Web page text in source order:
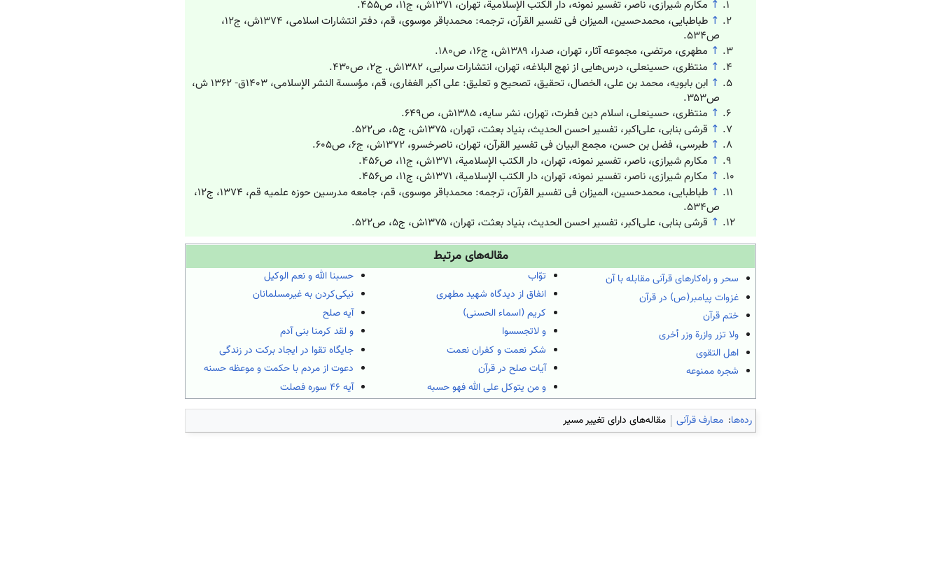
↑ مکارم شیرازی، ناصر، تفسیر نمونه، دار الکتب الإسلامیة، تهران، ۱۳۷۱ش، ج۱۱، ص۴۵۵.
↑
طباطبایی، محمدحسین‏، المیزان فی تفسیر القرآن، ترجمه: محمدباقر موسوی، قم، دفتر انتشارات اسلامی، ۱۳۷۴ش، ج۱۲،
ص۵۳۴.
↑ مطهری، مرتضی، مجموعه آثار، تهران، صدرا، ۱۳۸۹ش، ج۱۶، ص۱۸۰.
↑ منتظری، حسینعلی، درس‌هایی از نهج البلاغه، تهران، انتشارات سرایی، ۱۳۸۲ش. ج۲، ص۴۳۰.
↑
ابن بابویه، محمد بن علی، الخصال، تحقیق، تصحیح و تعلیق: علی اکبر الغفاری، قم، مؤسسة النشر الإسلامی، ۱۴۰۳ق- ۱۳۶۲ ش،
ص۳۵۳.
↑ منتظری، حسینعلی، اسلام دین فطرت، تهران، نشر سایه، ۱۳۸۵ش، ص۶۴۹.
↑ قرشی بنابی، علی‌اکبر، تفسیر احسن الحدیث، بنیاد بعثت، تهران، ۱۳۷۵ش، ج۵، ص۵۲۲.
↑ طبرسی، فضل بن حسن‏، مجمع البیان فی تفسیر القرآن، تهران، ناصرخسرو، ۱۳۷۲ش، ج۶، ص۶۰۵.
↑ مکارم شیرازی، ناصر، تفسیر نمونه، تهران، دار الکتب الإسلامیة، ۱۳۷۱ش، ج۱۱، ص۴۵۶.
↑ مکارم شیرازی، ناصر، تفسیر نمونه، تهران، دار الکتب الإسلامیة، ۱۳۷۱ش، ج۱۱، ص۴۵۶.
↑
طباطبایی، محمدحسین‏، المیزان فی تفسیر القرآن، ترجمه: محمدباقر موسوی، قم، جامعه مدرسین حوزه علمیه قم‏، ۱۳۷۴، ج۱۲،
ص۵۳۴.
↑ قرشی بنابی، علی‌اکبر، تفسیر احسن الحدیث، بنیاد بعثت، تهران، ۱۳۷۵ش، ج۵، ص۵۲۲.
مقاله‌های مرتبط
سحر و راه‌کارهای قرآنی مقابله با آن
غزوات پیامبر(ص) در قرآن
ختم قرآن
ولا تزر وازرة وزر أخرى
اهل التقوی
شجره ممنوعه
توّاب
انفاق از دیدگاه شهید مطهری
کریم (اسماء الحسنی)
و لاتجسسوا
شکر نعمت و کفران نعمت
آیات صلح در قرآن
و من يتوكل على الله فهو حسبه
حسبنا الله و نعم الوکیل
نیکی‌کردن به غیرمسلمانان
آیه صلح
و لقد کرمنا بنی آدم
جایگاه تقوا در ایجاد برکت در زندگی
دعوت از مردم با حکمت و موعظه حسنه
آیه ۴۶ سوره فصلت
رده‌ها: معارف قرآنی مقاله‌های دارای تغییر مسیر